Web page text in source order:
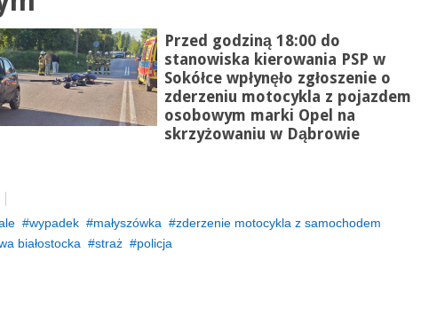
Przed godziną 18:00 do
stanowiska kierowania PSP w
Sokółce wpłynęło zgłoszenie o
zderzeniu motocykla z pojazdem
osobowym marki Opel na
skrzyżowaniu w Dąbrowie
wypadek małyszówka
zderzenie motocykla z samochodem
białostocka straż
policja